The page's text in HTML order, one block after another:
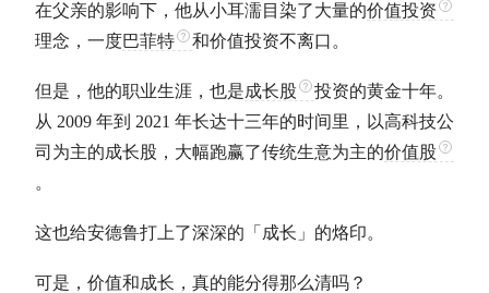
在父亲的影响下，他从小耳濡目染了大量的价值投资
理念，一度巴菲特 和价值投资不离口。
但是，他的职业生涯，也是成长股
投资的黄金十年。
从 2009 年到 2021 年长达十三年的时间里，以高科技公
司为主的成长股 ，大幅跑赢了传统生意为主的价值股
。
这也给安德鲁打上了深深的「成长」的烙印。
可是，价值和成长，真的能分得那么清吗？